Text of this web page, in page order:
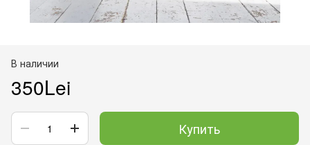
В наличии
350Lei
Купить